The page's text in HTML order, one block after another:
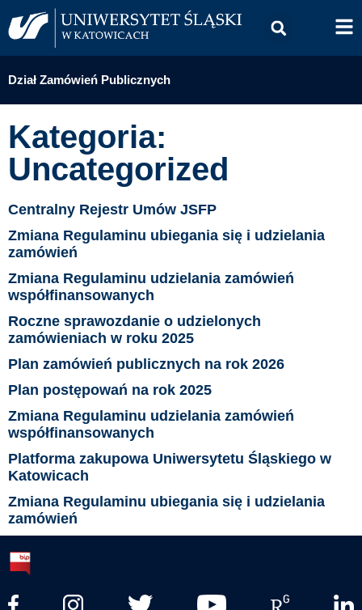
Dział Zamówień Publicznych
Kategoria:
Uncategorized
Centralny Rejestr Umów JSFP
Zmiana Regulaminu ubiegania się i udzielania
zamówień
Zmiana Regulaminu udzielania zamówień
współfinansowanych
Roczne sprawozdanie o udzielonych
zamówieniach w roku 2025
Plan zamówień publicznych na rok 2026
Plan postępowań na rok 2025
Zmiana Regulaminu udzielania zamówień
współfinansowanych
Platforma zakupowa Uniwersytetu Śląskiego w
Katowicach
Zmiana Regulaminu ubiegania się i udzielania
zamówień